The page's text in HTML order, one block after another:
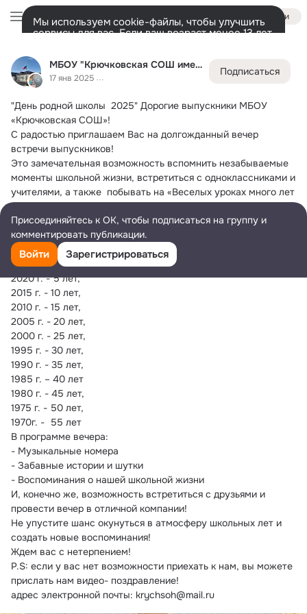
МБОУ "Крючковская СОШ имени М.Б. Исмурзина"
17 янв 2025
Подписаться
"День родной школы  2025" Дорогие выпускники МБОУ
«Крючковская СОШ»!
С радостью приглашаем Вас на долгожданный вечер
встречи выпускников!
Это замечательная возможность вспомнить незабываемые
моменты школьной жизни, встретиться с одноклассниками и
учителями, а также  побывать на «Веселых уроках много лет
спустя…»  поделиться новостями , воспоминаниями!
Дата: 01. 02. 2025 г
Время: 17:00
Место: с Крючковка , пер. Школьный 3.
Юбилейные выпуски:
2020 г. - 5 лет,
2015 г. - 10 лет,
2010 г. - 15 лет,
2005 г. - 20 лет,
2000 г. - 25 лет,
1995 г. - 30 лет,
1990 г. - 35 лет,
1985 г. – 40 лет
1980 г. - 45 лет,
1975 г. - 50 лет,
1970г. -  55 лет
В программе вечера:
- Музыкальные номера
- Забавные истории и шутки
- Воспоминания о нашей школьной жизни
И, конечно же, возможность встретиться с друзьями и
провести вечер в отличной компании!
Не упустите шанс окунуться в атмосферу школьных лет и
создать новые воспоминания!
Ждем вас с нетерпением!
P.S: если у вас нет возможности приехать к нам, вы можете
прислать нам видео- поздравление!
адрес электронной почты: krychsoh@mail.ru
Войти
Мы используем cookie-файлы, чтобы улучшить
сервисы для вас. Если ваш возраст менее 13 лет,
представитель.
Разрешить все
Лента Участники Ещё
Дополнительная
колонка
Всё1 073 Обсуждаемые
Присоединяйтесь к ОК, чтобы подписаться на группу и
комментировать публикации.
Войти Зарегистрироваться